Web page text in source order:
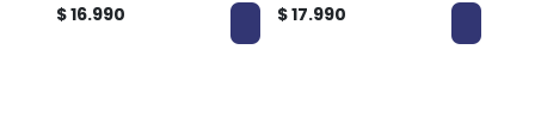
$ 16.990
$ 17.990